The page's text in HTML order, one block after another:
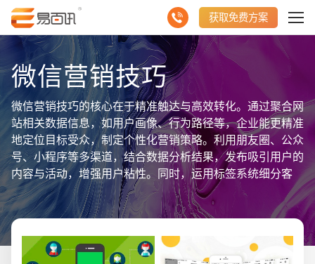
获取免费方案
微信营销技巧
微信营销技巧的核心在于精准触达与高效转化。通过聚合网
站相关数据信息，如用户画像、行为路径等，企业能更精准
地定位目标受众，制定个性化营销策略。利用朋友圈、公众
号、小程序等多渠道，结合数据分析结果，发布吸引用户的
内容与活动，增强用户粘性。同时，运用标签系统细分客
户，实现精准推送，提升转化率。定期举办互动活动，利用
社群效应扩大品牌影响力。此外，持续监测数据反馈，灵活
调整策略，确保营销效果最大化。微信营销技巧的巧妙运
用，结合聚合数据信息的深度分析，是企业实现线上增长的
重要驱动力。